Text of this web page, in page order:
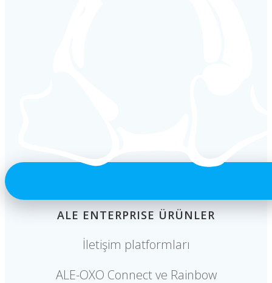
ALE ENTERPRISE ÜRÜNLER
İletişim platformları
ALE-OXO Connect ve Rainbow